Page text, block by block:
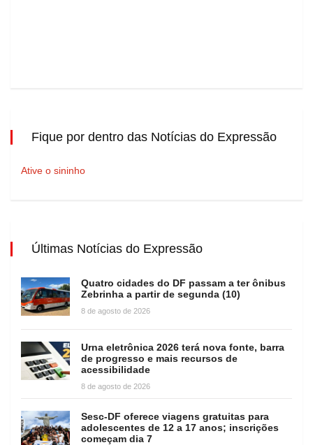
Fique por dentro das Notícias do Expressão
Ative o sininho
Últimas Notícias do Expressão
Quatro cidades do DF passam a ter ônibus
Zebrinha a partir de segunda (10)
8 de agosto de 2026
Urna eletrônica 2026 terá nova fonte, barra
de progresso e mais recursos de
acessibilidade
8 de agosto de 2026
Sesc-DF oferece viagens gratuitas para
adolescentes de 12 a 17 anos; inscrições
começam dia 7